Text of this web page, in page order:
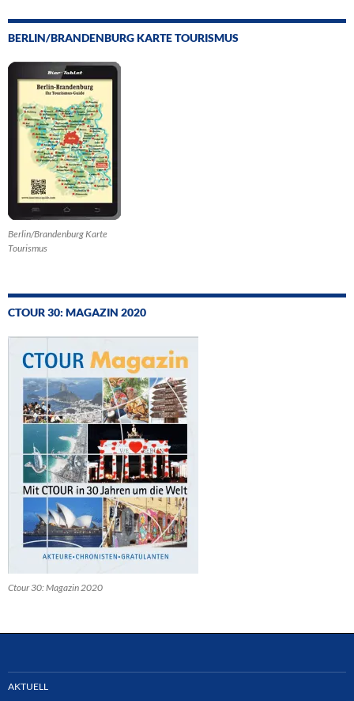
BERLIN/BRANDENBURG KARTE TOURISMUS
Berlin/Brandenburg Karte
Tourismus
CTOUR 30: MAGAZIN 2020
Ctour 30: Magazin 2020
AKTUELL